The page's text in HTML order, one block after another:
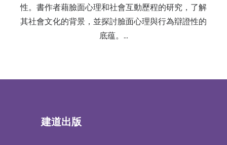
性。書作者藉臉面心理和社會互動歷程的研究，了解
其社會文化的背景，並探討臉面心理與行為辯證性的
底蕴。…
建道出版